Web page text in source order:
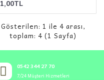
1,00TL
Gösterilen: 1 ile 4 arası,
toplam: 4 (1 Sayfa)
0542 344 27 70
7/24 Müşteri Hizmetleri